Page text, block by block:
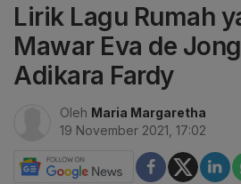
Lirik Lagu Rumah
Mawar Eva de
Adikara Fardy
Oleh Maria Margaretha
19 November 2021, 17:02